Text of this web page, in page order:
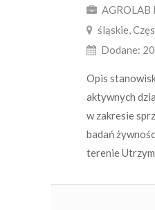
AGROLAB
śląskie,
Dodane:
Opis
aktywnych
w zakresie
badań
terenie